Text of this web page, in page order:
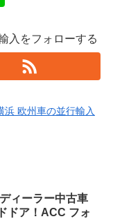
入をフォローする
浜 欧州車の並行輸入
ィーラー中古車
ドア！ACC フォ